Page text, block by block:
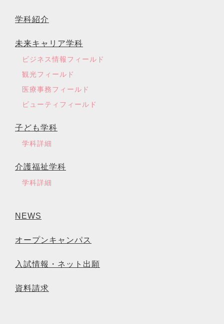
学科紹介
未来キャリア学科
ビジネス情報フィールド
観光フィールド
医療事務フィールド
ビューティフィールド
子ども学科
学科詳細
介護福祉学科
学科詳細
NEWS
オープンキャンパス
入試情報・ネット出願
資料請求